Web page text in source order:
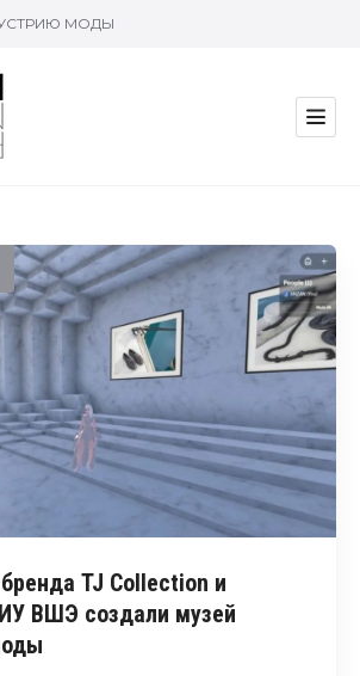
МОДЫ
TJ Collection и
ВШЭ создали музей